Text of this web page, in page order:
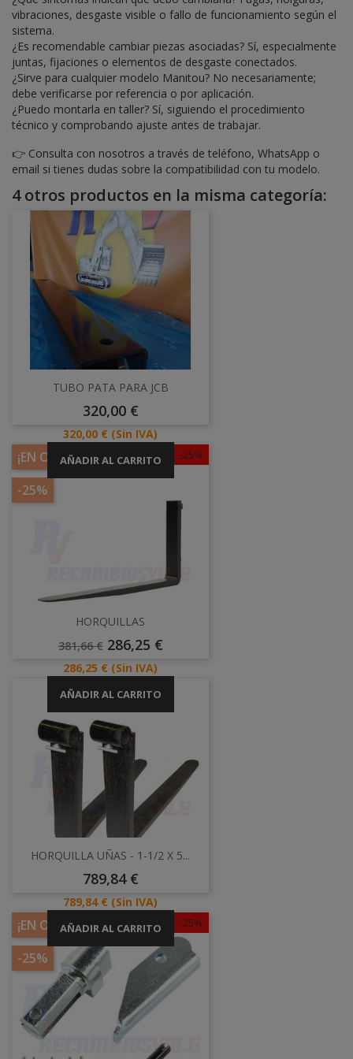
vibraciones, desgaste visible o fallo de funcionamiento según el
sistema.
¿Es recomendable cambiar piezas asociadas? Sí, especialmente
juntas, fijaciones o elementos de desgaste conectados.
¿Sirve para cualquier modelo Manitou? No necesariamente;
debe verificarse por referencia o por aplicación.
¿Puedo montarla en taller? Sí, siguiendo el procedimiento
técnico y comprobando ajuste antes de trabajar.
👉 Consulta con nosotros a través de teléfono, WhatsApp o
email si tienes dudas sobre la compatibilidad con tu modelo.
4 otros productos en la misma categoría:
TUBO PATA PARA JCB
Precio
320,00 €
Precio
320,00 € (Sin IVA)
AÑADIR AL CARRITO -25%
¡EN OFERTA!
-25%
HORQUILLAS
Precio
381,66 € Precio
286,25 €
Precio
286,25 € (Sin IVA)
AÑADIR AL CARRITO
HORQUILLA UÑAS - 1-1/2 X 5...
Precio
789,84 €
Precio
789,84 € (Sin IVA)
AÑADIR AL CARRITO -25%
¡EN OFERTA!
-25%